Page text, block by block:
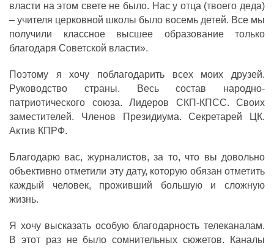
власти на этом свете не было. Нас у отца (твоего деда)
– учителя церковной школы было восемь детей. Все мы
получили классное высшее образование только
благодаря Советской власти».
Поэтому я хочу поблагодарить всех моих друзей.
Руководство страны. Весь состав народно-
патриотического союза. Лидеров СКП-КПСС. Своих
заместителей. Членов Президиума. Секретарей ЦК.
Актив КПРФ.
Благодарю вас, журналистов, за то, что вы довольно
объективно отметили эту дату, которую обязан отметить
каждый человек, проживший большую и сложную
жизнь.
Я хочу высказать особую благодарность телеканалам.
В этот раз не было сомнительных сюжетов. Каналы